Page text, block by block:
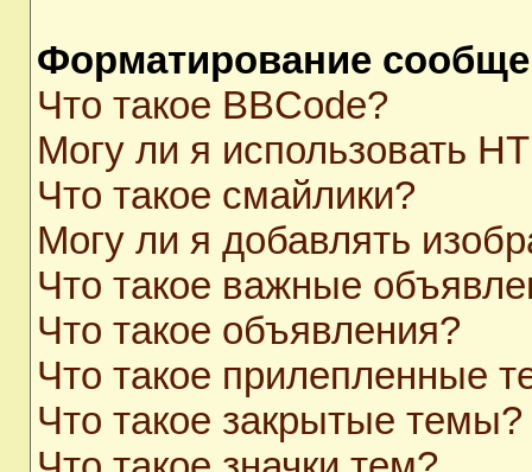
Форматирование
Что такое BBCode?
Могу ли я использовать
Что такое смайлики?
Могу ли я добавлять
Что такое важные
Что такое объявления?
Что такое прилепленные
Что такое закрытые темы?